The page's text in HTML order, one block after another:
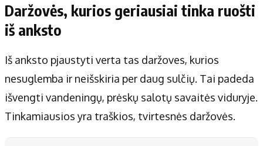
Daržovės, kurios geriausiai tinka ruošti
iš anksto
Iš anksto pjaustyti verta tas daržoves, kurios
nesuglemba ir neišskiria per daug sulčių. Tai padeda
išvengti vandeningų, prėskų salotų savaitės viduryje.
Tinkamiausios yra traškios, tvirtesnės daržovės.